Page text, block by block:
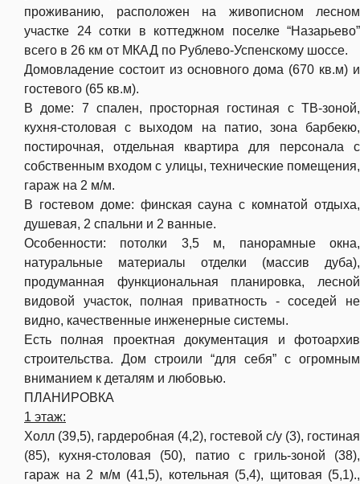
проживанию, расположен на живописном лесном
участке 24 сотки в коттеджном поселке “Назарьево”
всего в 26 км от МКАД по Рублево-Успенскому шоссе.
Домовладение состоит из основного дома (670 кв.м) и
гостевого (65 кв.м).
В доме: 7 спален, просторная гостиная с ТВ-зоной,
кухня-столовая с выходом на патио, зона барбекю,
постирочная, отдельная квартира для персонала с
собственным входом с улицы, технические помещения,
гараж на 2 м/м.
В гостевом доме: финская сауна с комнатой отдыха,
душевая, 2 спальни и 2 ванные.
Особенности: потолки 3,5 м, панорамные окна,
натуральные материалы отделки (массив дуба),
продуманная функциональная планировка, лесной
видовой участок, полная приватность - соседей не
видно, качественные инженерные системы.
Есть полная проектная документация и фотоархив
строительства. Дом строили “для себя” с огромным
вниманием к деталям и любовью.
ПЛАНИРОВКА
1 этаж:
Холл (39,5), гардеробная (4,2), гостевой с/у (3), гостиная
(85), кухня-столовая (50), патио с гриль-зоной (38),
гараж на 2 м/м (41,5), котельная (5,4), щитовая (5,1).,